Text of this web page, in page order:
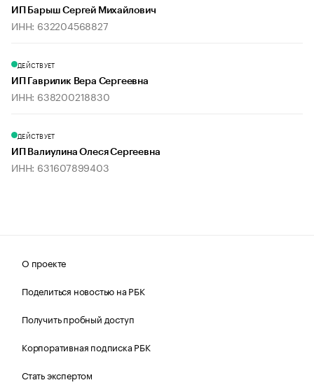
ИП Барыш Сергей Михайлович
ИНН: 632204568827
ДЕЙСТВУЕТ
ИП Гаврилик Вера Сергеевна
ИНН: 638200218830
ДЕЙСТВУЕТ
ИП Валиулина Олеся Сергеевна
ИНН: 631607899403
О проекте
Поделиться новостью на РБК
Получить пробный доступ
Корпоративная подписка РБК
Стать экспертом